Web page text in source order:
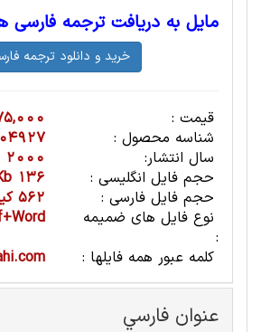
مایل به دریافت ترجمه فارسی
قیمت :
شناسه محصول :
سال انتشار:
2000
حجم فایل انگلیسی :
136 Kb
حجم فایل فارسی :
562 کیلو بایت
نوع فایل های ضمیمه
:
کلمه عبور همه فایلها :
عنوان فارسي